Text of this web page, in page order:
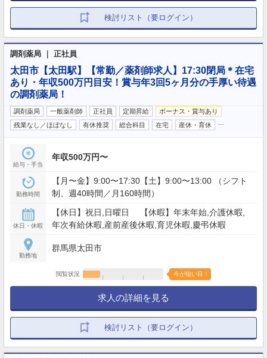
検討リスト（要ログイン）
調剤薬局 ｜ 正社員
太田市【太田駅】【常勤／薬剤師求人】17:30閉局＊在宅
あり・年収500万円目安！賞与年3回5ヶ月分の手厚い待遇
の調剤薬局！
調剤薬局 一般薬剤師 正社員 定期昇給
ボーナス・賞与あり
残業なし／ほぼなし
有休推奨 総合科目 在宅 産休・育休
給与・手当
年収500万円〜
勤務時間
【月〜金】9:00〜17:30【土】9:00〜13:00 （シフト
制、週40時間／月160時間）
休日・休暇
【休日】祝日,日曜日 【休暇】年末年始,介護休暇,
年次有給休暇,産前産後休暇,育児休暇,慶弔休暇
勤務地
群馬県太田市
閲覧状況 今が狙い目！
求人の詳細を見る
検討リスト（要ログイン）